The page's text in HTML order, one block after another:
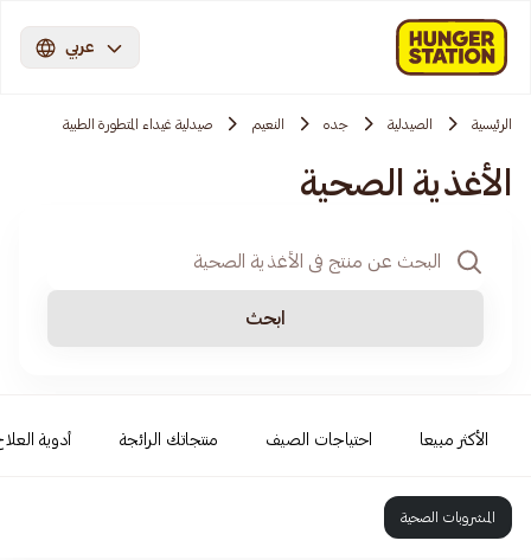
عربي
الرئيسية الصيدلية جده النعيم صيدلية غيداء المتطورة الطبية
الأغذية الصحية
ابحث
الأكثر مبيعا احتياجات الصيف منتجاتك الرائجة أدوية
المشروبات الصحية